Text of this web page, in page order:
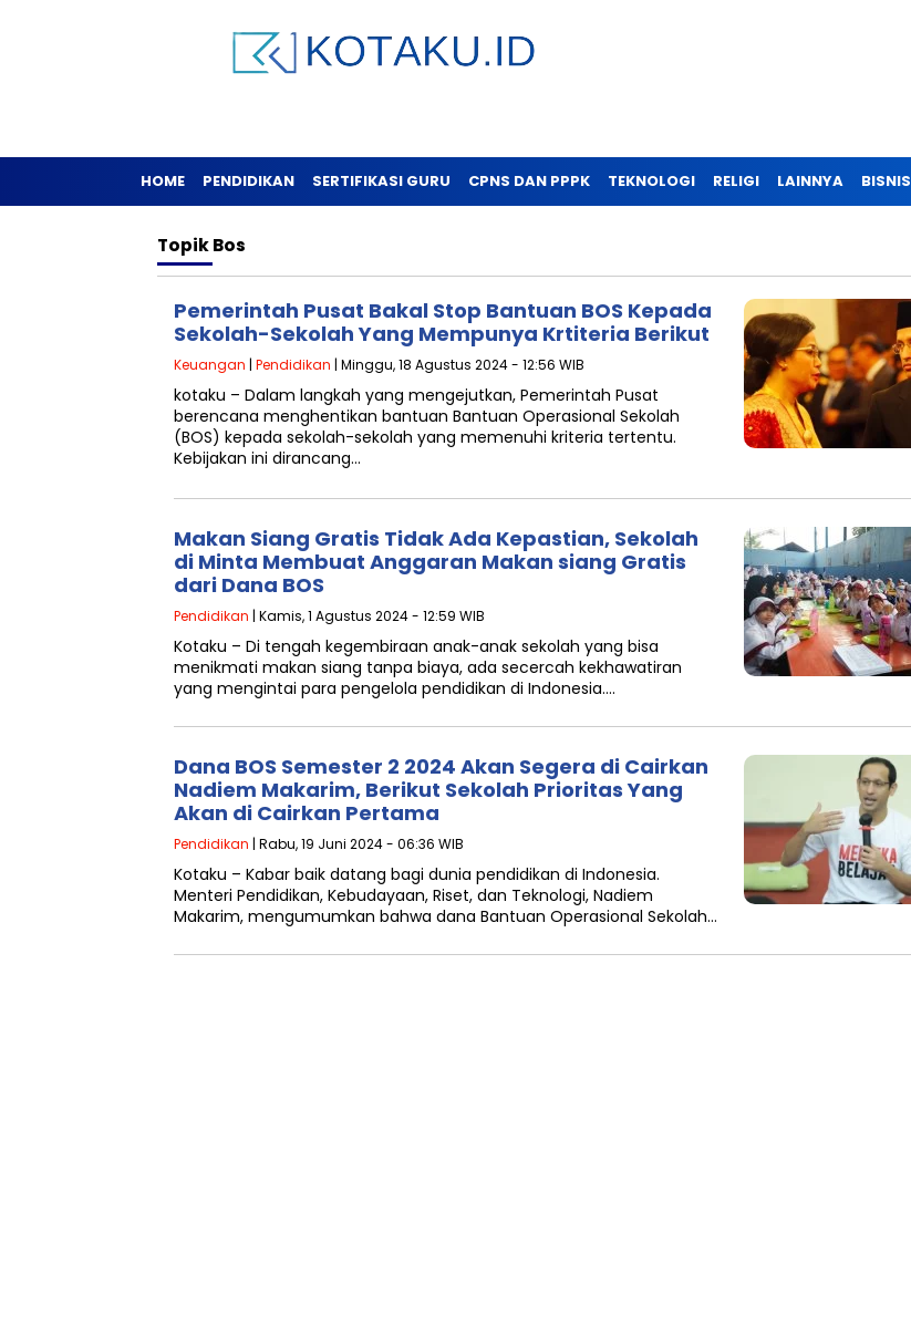
HOME PENDIDIKAN SERTIFIKASI GURU CPNS DAN PPPK TEKNOLOGI RELIGI LAINNYA BISNIS
TopikBos
Pemerintah Pusat Bakal Stop Bantuan BOS Kepada
Sekolah-Sekolah Yang Mempunya Krtiteria Berikut
Keuangan | Pendidikan | Minggu, 18 Agustus 2024 - 12:56 WIB
kotaku – Dalam langkah yang mengejutkan, Pemerintah Pusat
berencana menghentikan bantuan Bantuan Operasional Sekolah
(BOS) kepada sekolah-sekolah yang memenuhi kriteria tertentu.
Kebijakan ini dirancang…
Makan Siang Gratis Tidak Ada Kepastian, Sekolah
di Minta Membuat Anggaran Makan siang Gratis
dari Dana BOS
Pendidikan | Kamis, 1 Agustus 2024 - 12:59 WIB
Kotaku – Di tengah kegembiraan anak-anak sekolah yang bisa
menikmati makan siang tanpa biaya, ada secercah kekhawatiran
yang mengintai para pengelola pendidikan di Indonesia….
Dana BOS Semester 2 2024 Akan Segera di Cairkan
Nadiem Makarim, Berikut Sekolah Prioritas Yang
Akan di Cairkan Pertama
Pendidikan | Rabu, 19 Juni 2024 - 06:36 WIB
Kotaku – Kabar baik datang bagi dunia pendidikan di Indonesia.
Menteri Pendidikan, Kebudayaan, Riset, dan Teknologi, Nadiem
Makarim, mengumumkan bahwa dana Bantuan Operasional Sekolah…